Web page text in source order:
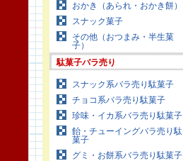
おかき（あられ・おかき餅）
スナック菓子
その他（おつまみ・半生菓
子）
駄菓子バラ売り
スナック系バラ売り駄菓子
チョコ系バラ売り駄菓子
珍味・イカ系バラ売り駄菓子
飴・チューイングバラ売り駄
菓子
グミ・お餅系バラ売り駄菓子